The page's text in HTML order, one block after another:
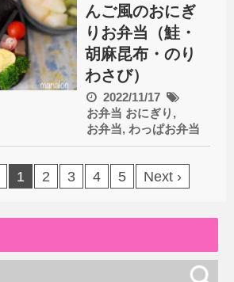
んご風のおにぎ
りお弁当（鮭・
胡麻昆布・のり
わさび）
2022/11/17
お弁当 おにぎり ,
お弁当, わっぱお弁当
1 2 3 4 5
Next ›